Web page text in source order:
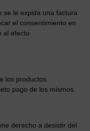
se le expida una factura
el consentimiento en
al efecto
los productos
pago de los mismos.
derecho a desistir del